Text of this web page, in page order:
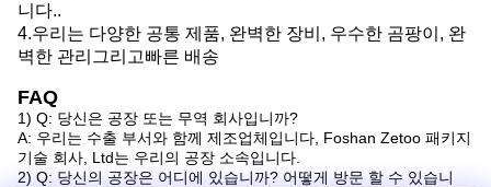
니다..
4.우리는 다양한 공통 제품, 완벽한 장비, 우수한 곰팡이, 완
벽한 관리 그리고빠른 배송
FAQ
1) Q: 당신은 공장 또는 무역 회사입니까?
A: 우리는 수출 부서와 함께 제조업체입니다, Foshan Zetoo 패키지
기술 회사, Ltd는 우리의 공장 소속입니다.
2) Q: 당신의 공장은 어디에 있습니까? 어떻게 방문 할 수 있습니